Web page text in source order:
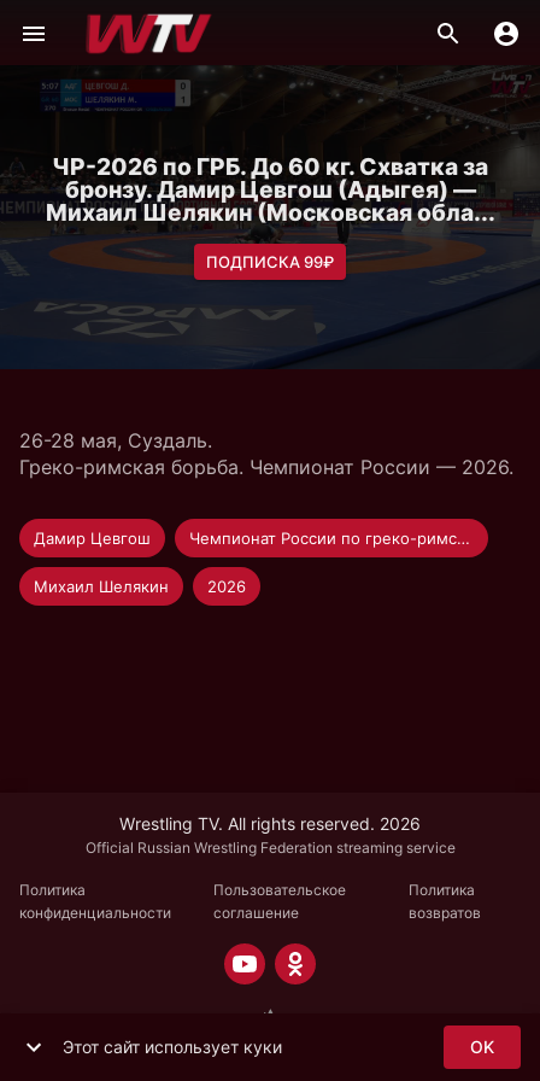
ЧР-2026 по ГРБ. До 60 кг. Схватка за
бронзу. Дамир Цевгош (Адыгея) —
Михаил Шелякин (Московская обла...
ПОДПИСКА 99₽
26-28 мая, Суздаль.
Греко-римская борьба. Чемпионат России — 2026.
Дамир Цевгош Чемпионат России по греко-римской борьбе
Михаил Шелякин 2026
Wrestling TV. All rights reserved. 2026
Official Russian Wrestling Federation streaming service
Политика
конфиденциальности
Пользовательское
соглашение
Политика
возвратов
Этот сайт использует куки OK